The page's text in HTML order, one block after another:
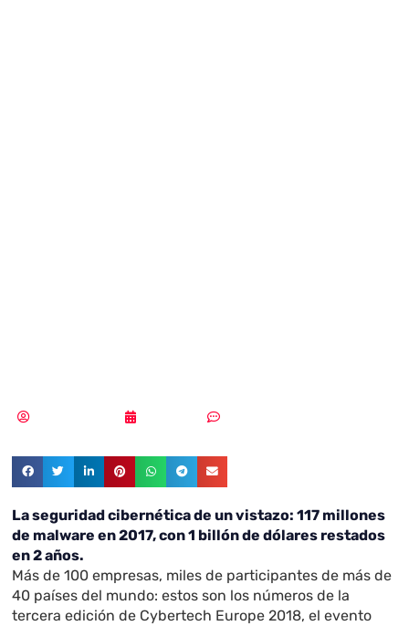
La seguridad cibernética de un vistazo: 117 millones
de malware en 2017, con 1 billón de dólares restados
en 2 años.
Más de 100 empresas, miles de participantes de más de
40 países del mundo: estos son los números de la
tercera edición de Cybertech Europe 2018, el evento